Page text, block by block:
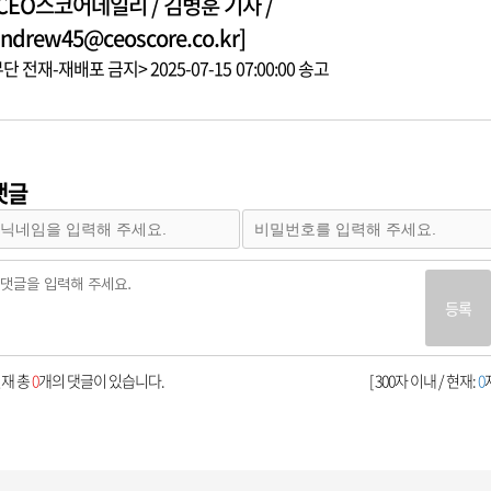
전재-재배포 금지> 2025-07-15 07:00:00 송고
글
등록
[ 300자 이내 / 현재:0
총0개의 댓글이 있습니다.